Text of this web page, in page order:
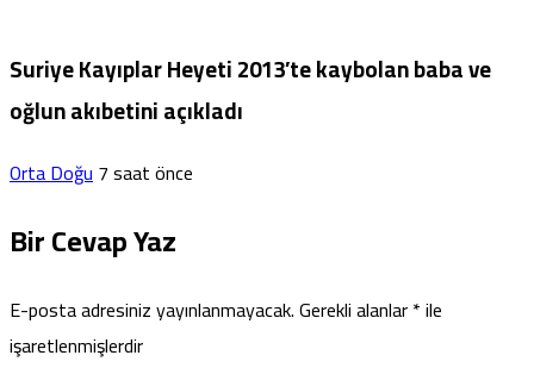
Suriye Kayıplar Heyeti 2013’te kaybolan baba ve
oğlun akıbetini açıkladı
Orta Doğu7 saat önce
Bir Cevap Yaz
E-posta adresiniz yayınlanmayacak.Gerekli alanlar*ile
işaretlenmişlerdir